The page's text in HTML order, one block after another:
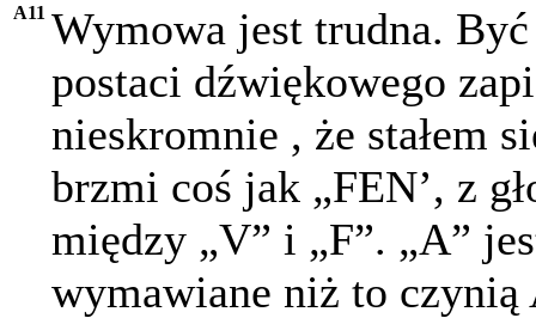
A11 Wymowa jest trudna.
postaci dźwiękowego
nieskromnie , że stałem
brzmi coś jak „FEN’, z
między „V” i „F”. „A”
wymawiane niż to czynią